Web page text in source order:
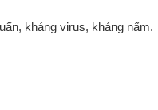
kháng virus, kháng nấm.